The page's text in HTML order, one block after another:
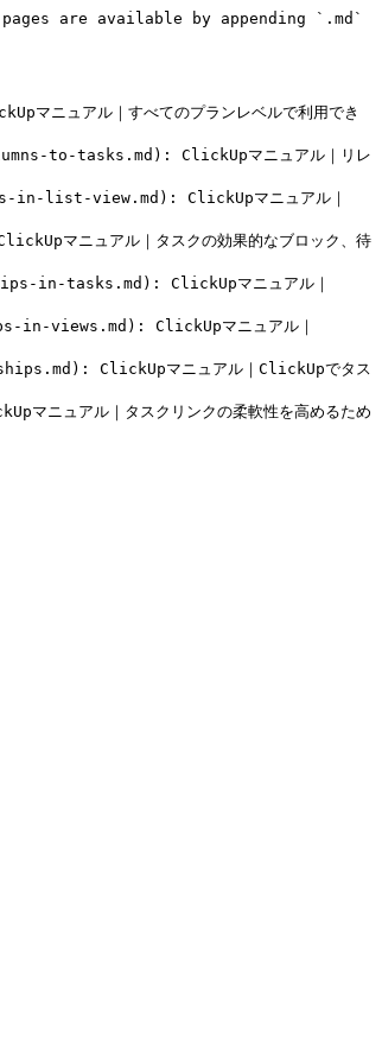
are available by appending `.md`
ル｜すべてのプランレベルで利用でき
to-tasks.md): ClickUpマニュアル｜リレ
in-list-view.md): ClickUpマニュアル｜
ュアル｜タスクの効果的なブロック、待
in-tasks.md): ClickUpマニュアル｜
views.md): ClickUpマニュアル｜
ClickUpマニュアル｜ClickUpでタス
アル｜タスクリンクの柔軟性を高めるため